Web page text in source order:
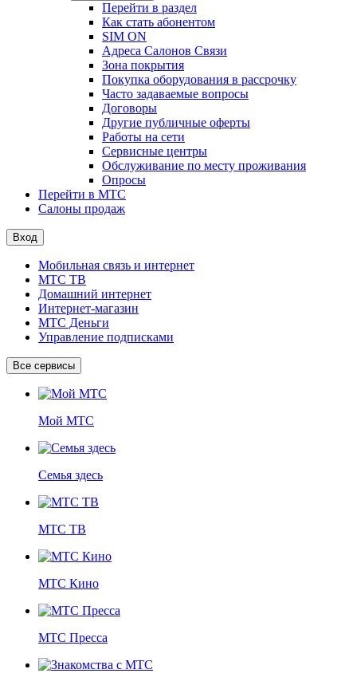
Перейти в раздел
Как стать абонентом
SIM ON
Адреса Салонов Связи
Зона покрытия
Покупка оборудования в рассрочку
Часто задаваемые вопросы
Договоры
Другие публичные оферты
Работы на сети
Сервисные центры
Обслуживание по месту проживания
Опросы
Перейти в МТС
Салоны продаж
Вход
Мобильная связь и интернет
МТС ТВ
Домашний интернет
Интернет-магазин
МТС Деньги
Управление подписками
Все сервисы
Мой МТС
Семья здесь
МТС ТВ
МТС Кино
МТС Пресса